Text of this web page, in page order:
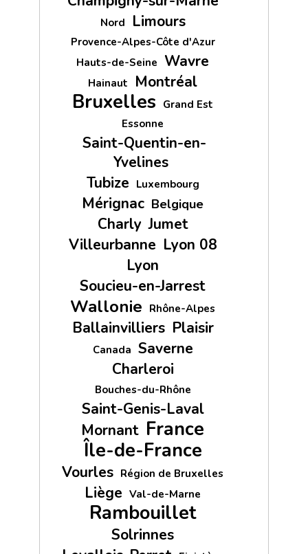
Nord Limours
Provence-Alpes-Côte d'Azur
Hauts-de-Seine Wavre
Hainaut Montréal
Bruxelles Grand Est
Essonne
Saint-Quentin-en-
Yvelines
Tubize Luxembourg
Mérignac Belgique
Charly Jumet
Villeurbanne Lyon 08
Lyon
Soucieu-en-Jarrest
Wallonie Rhône-Alpes
Ballainvilliers Plaisir
Canada Saverne
Charleroi
Bouches-du-Rhône
Saint-Genis-Laval
Mornant France
Île-de-France
Vourles Région de Bruxelles
Liège Val-de-Marne
Rambouillet
Solrinnes